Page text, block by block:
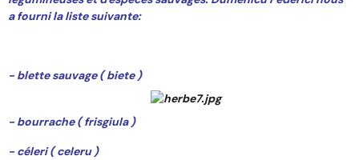
a fourni la liste suivante:
- blette sauvage ( biete )
- bourrache ( frisgiula )
- céleri ( celeru )